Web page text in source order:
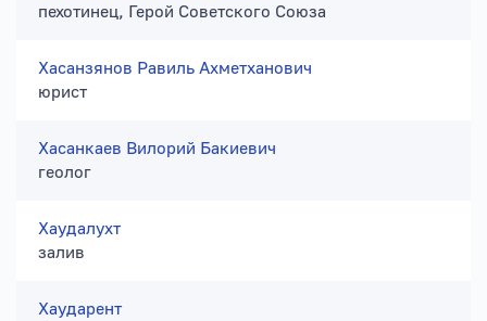
пехотинец, Герой Советского Союза
Хасанзянов Равиль Ахметханович
юрист
Хасанкаев Вилорий Бакиевич
геолог
Хаудалухт
залив
Хаударент